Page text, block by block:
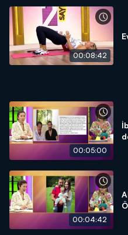
00:08:42
00:05:00
00:04:42